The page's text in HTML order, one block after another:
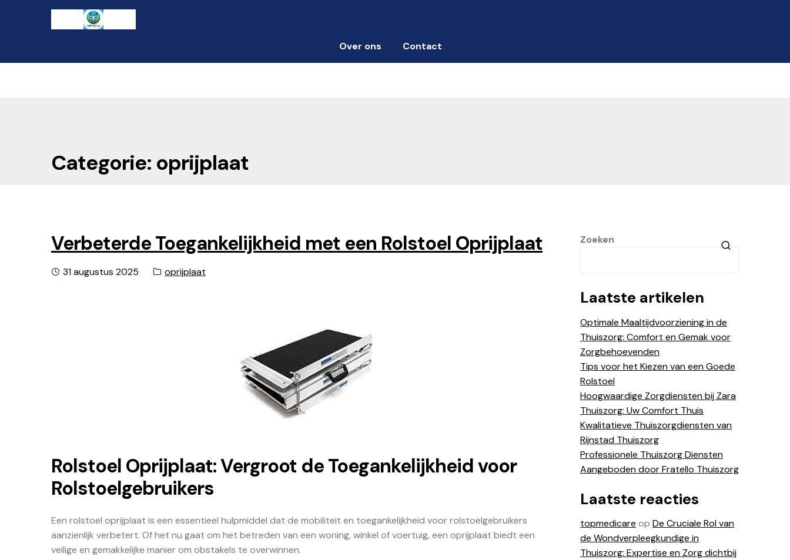
Over ons Contact
Categorie: oprijplaat
Verbeterde Toegankelijkheid met een Rolstoel Oprijplaat
Geplaatst
31 augustus 2025 Categorie:
oprijplaat
Rolstoel Oprijplaat: Vergroot de Toegankelijkheid voor
Rolstoelgebruikers
Een rolstoel oprijplaat is een essentieel hulpmiddel dat de mobiliteit en toegankelijkheid voor rolstoelgebruikers
aanzienlijk verbetert. Of het nu gaat om het betreden van een woning, winkel of voertuig, een oprijplaat biedt een
veilige en gemakkelijke manier om obstakels te overwinnen.
Zoeken
Laatste artikelen
Optimale Maaltijdvoorziening in de
Thuiszorg: Comfort en Gemak voor
Zorgbehoevenden
Tips voor het Kiezen van een Goede
Rolstoel
Hoogwaardige Zorgdiensten bij Zara
Thuiszorg: Uw Comfort Thuis
Kwalitatieve Thuiszorgdiensten van
Rijnstad Thuiszorg
Professionele Thuiszorg Diensten
Aangeboden door Fratello Thuiszorg
Laatste reacties
topmedicare op De Cruciale Rol van
de Wondverpleegkundige in
Thuiszorg: Expertise en Zorg dichtbij